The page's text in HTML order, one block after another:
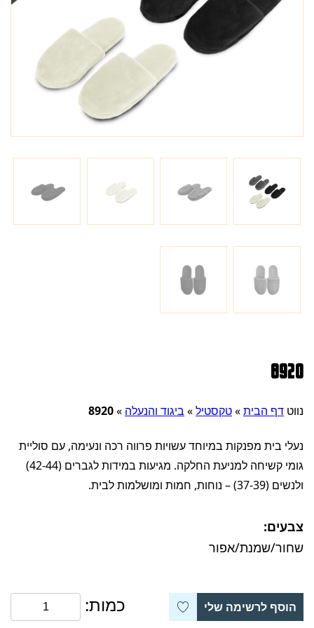
8920
נווט דף הבית»טקסטיל» ביגוד והנעלה »
8920
נעלי בית מפנקות במיוחד עשויות פרווה רכה ונעימה, עם סוליית
גומי קשיחה למניעת החלקה. מגיעות במידות לגברים (42-44)
ולנשים (37-39) – נוחות, חמות ומושלמות לבית.
צבעים:
שחור/שמנת/אפור
הוסף לרשימה שלי כמות: